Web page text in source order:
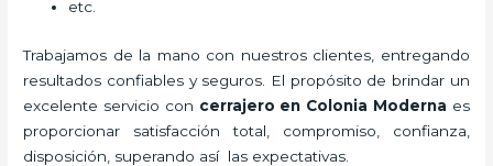
etc.
Trabajamos de la mano con nuestros clientes, entregando
resultados confiables y seguros. El propósito de brindar un
excelente servicio con cerrajero en Colonia Moderna es
proporcionar satisfacción total, compromiso, confianza,
disposición, superando así las expectativas.